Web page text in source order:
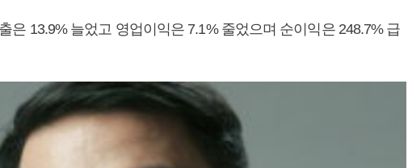
은 13.9% 늘었고 영업이익은 7.1% 줄었으며 순이익은 248.7% 급